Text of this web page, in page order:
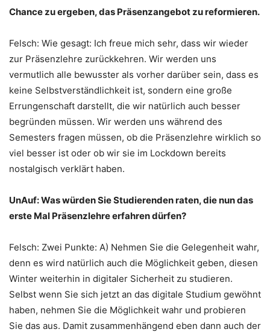
Chance zu ergeben, das Präsenzangebot zu reformieren.
Felsch: Wie gesagt: Ich freue mich sehr, dass wir wieder
zur Präsenzlehre zurückkehren. Wir werden uns
vermutlich alle bewusster als vorher darüber sein, dass es
keine Selbstverständlichkeit ist, sondern eine große
Errungenschaft darstellt, die wir natürlich auch besser
begründen müssen. Wir werden uns während des
Semesters fragen müssen, ob die Präsenzlehre wirklich so
viel besser ist oder ob wir sie im Lockdown bereits
nostalgisch verklärt haben.
UnAuf: Was würden Sie Studierenden raten, die nun das
erste Mal Präsenzlehre erfahren dürfen?
Felsch: Zwei Punkte: A) Nehmen Sie die Gelegenheit wahr,
denn es wird natürlich auch die Möglichkeit geben, diesen
Winter weiterhin in digitaler Sicherheit zu studieren.
Selbst wenn Sie sich jetzt an das digitale Studium gewöhnt
haben, nehmen Sie die Möglichkeit wahr und probieren
Sie das aus. Damit zusammenhängend eben dann auch der